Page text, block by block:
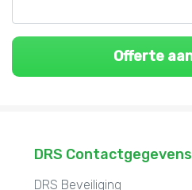
DRS Contactgegevens
DRS Beveiliging